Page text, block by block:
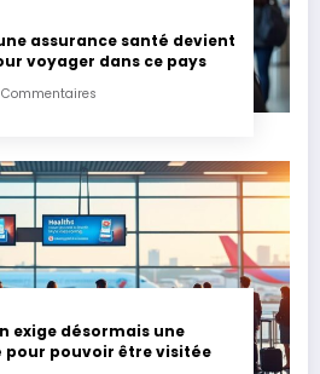
assurance santé devient
voyager dans ce pays
exige désormais une
pour pouvoir être visitée